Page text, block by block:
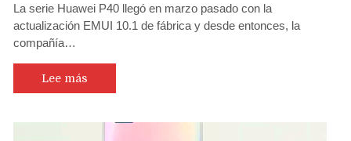
La serie Huawei P40 llegó en marzo pasado con la
actualización EMUI 10.1 de fábrica y desde entonces, la
compañía…
Lee más